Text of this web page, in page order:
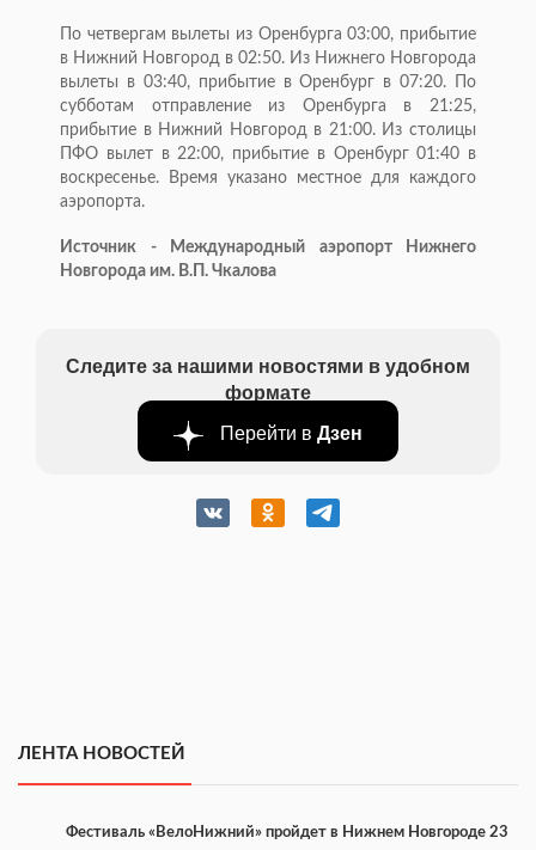
По четвергам вылеты из Оренбурга 03:00, прибытие
в Нижний Новгород в 02:50. Из Нижнего Новгорода
вылеты в 03:40, прибытие в Оренбург в 07:20. По
субботам отправление из Оренбурга в 21:25,
прибытие в Нижний Новгород в 21:00. Из столицы
ПФО вылет в 22:00, прибытие в Оренбург 01:40 в
воскресенье. Время указано местное для каждого
аэропорта.
Источник - Международный аэропорт Нижнего
Новгорода им. В.П. Чкалова
Следите за нашими новостями в удобном
формате
Перейти в Дзен
ЛЕНТА НОВОСТЕЙ
Фестиваль «ВелоНижний» пройдет в Нижнем Новгороде 23